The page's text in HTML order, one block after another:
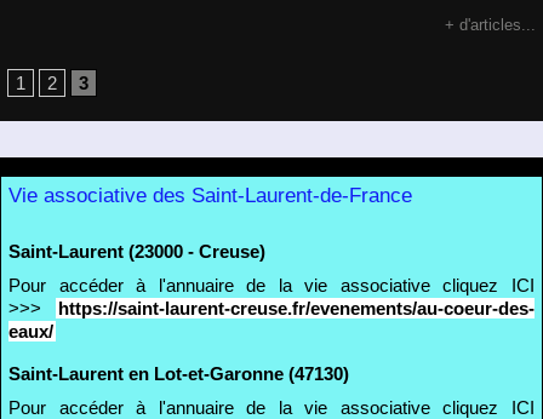
+ d'articles...
1 2 3
Vie associative des Saint-Laurent-de-France
Saint-Laurent (23000 - Creuse)
Pour accéder à l'annuaire de la vie associative cliquez ICI
>>>
https://saint-laurent-creuse.fr/evenements/au-coeur-des-
eaux/
Saint-Laurent en Lot-et-Garonne (47130)
Pour accéder à l'annuaire de la vie associative cliquez ICI